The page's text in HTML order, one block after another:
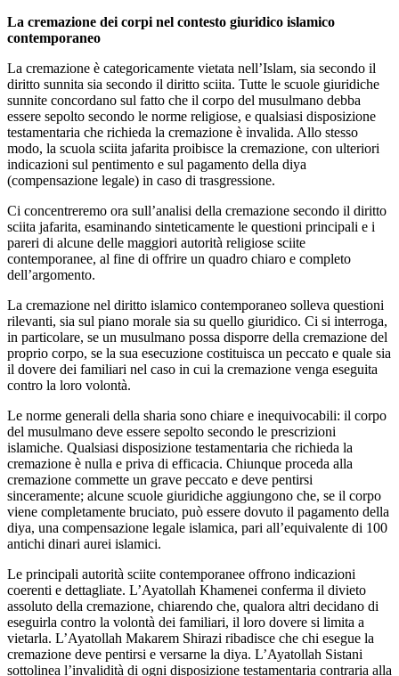
La cremazione dei corpi nel contesto giuridico islamico
contemporaneo
La cremazione è categoricamente vietata nell’Islam, sia secondo il
diritto sunnita sia secondo il diritto sciita. Tutte le scuole giuridiche
sunnite concordano sul fatto che il corpo del musulmano debba
essere sepolto secondo le norme religiose, e qualsiasi disposizione
testamentaria che richieda la cremazione è invalida. Allo stesso
modo, la scuola sciita jafarita proibisce la cremazione, con ulteriori
indicazioni sul pentimento e sul pagamento della diya
(compensazione legale) in caso di trasgressione.
Ci concentreremo ora sull’analisi della cremazione secondo il diritto
sciita jafarita, esaminando sinteticamente le questioni principali e i
pareri di alcune delle maggiori autorità religiose sciite
contemporanee, al fine di offrire un quadro chiaro e completo
dell’argomento.
La cremazione nel diritto islamico contemporaneo solleva questioni
rilevanti, sia sul piano morale sia su quello giuridico. Ci si interroga,
in particolare, se un musulmano possa disporre della cremazione del
proprio corpo, se la sua esecuzione costituisca un peccato e quale sia
il dovere dei familiari nel caso in cui la cremazione venga eseguita
contro la loro volontà.
Le norme generali della sharia sono chiare e inequivocabili: il corpo
del musulmano deve essere sepolto secondo le prescrizioni
islamiche. Qualsiasi disposizione testamentaria che richieda la
cremazione è nulla e priva di efficacia. Chiunque proceda alla
cremazione commette un grave peccato e deve pentirsi
sinceramente; alcune scuole giuridiche aggiungono che, se il corpo
viene completamente bruciato, può essere dovuto il pagamento della
diya, una compensazione legale islamica, pari all’equivalente di 100
antichi dinari aurei islamici.
Le principali autorità sciite contemporanee offrono indicazioni
coerenti e dettagliate. L’Ayatollah Khamenei conferma il divieto
assoluto della cremazione, chiarendo che, qualora altri decidano di
eseguirla contro la volontà dei familiari, il loro dovere si limita a
vietarla. L’Ayatollah Makarem Shirazi ribadisce che chi esegue la
cremazione deve pentirsi e versarne la diya. L’Ayatollah Sistani
sottolinea l’invalidità di ogni disposizione testamentaria contraria alla